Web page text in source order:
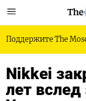
Поддержите The
Nikkei
лет